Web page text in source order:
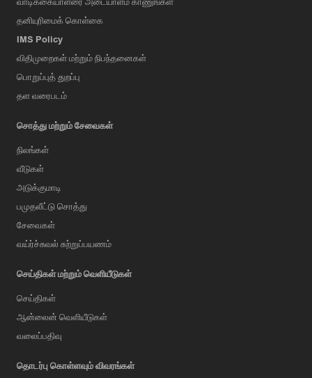
தனியுரிமைக் கொள்கை
IMS Policy
விதிமுறைகள் மற்றும் நிபந்தனைகள்
பொறுப்புத் துறப்பு
தள வரைபடம்
சொத்து மற்றும் சேவைகள்
நிலங்கள்
வீடுகள்
அடுக்குமாடி
பமுதலீட்டு சொத்து
சேவைகள்
வய்ர்ச்சுவல் சுற்றுப்பயணம்
செய்திகள் மற்றும் வெளியீடுகள்
செய்திகள்
ஆன்லைன் வெளியீடுகள்
வலைப்பதிவு
தொடர்பு கொள்ளவும் விவரங்கள்